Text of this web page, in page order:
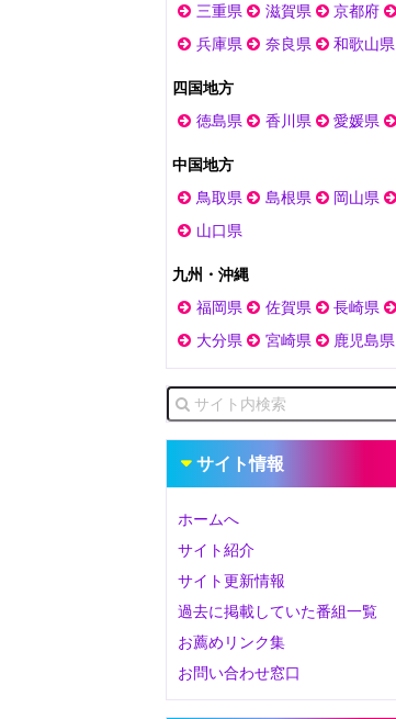
三重県
滋賀県 京都府
兵庫県
奈良県 和歌山県
四国地方
徳島県
香川県 愛媛県
中国地方
鳥取県
島根県 岡山県
山口県
九州・沖縄
福岡県
佐賀県 長崎県
大分県
宮崎県 鹿児島県
サイト情報
ホームへ
サイト紹介
サイト更新情報
過去に掲載していた番組一覧
お薦めリンク集
お問い合わせ窓口